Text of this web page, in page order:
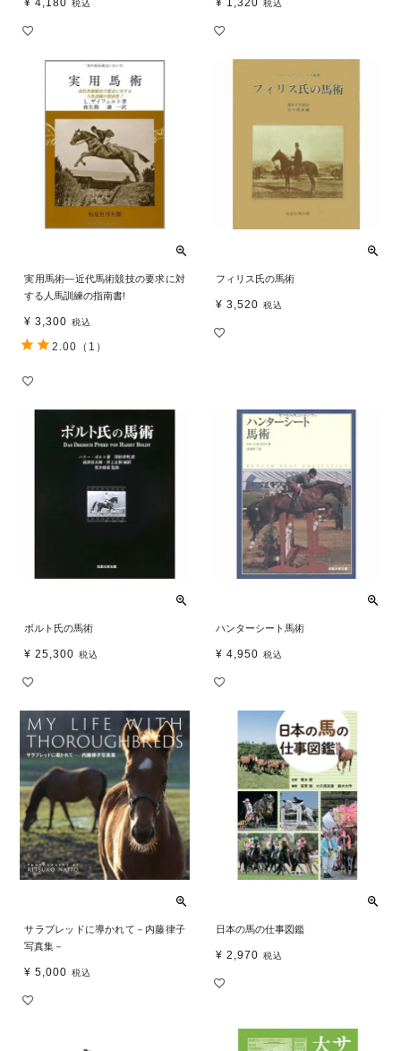
¥ 4,180 税込 ¥ 1,320 税込
実用馬術―近代馬術競技の要求に対
する人馬訓練の指南書!
¥ 3,300 税込
2.00 （1）
フィリス氏の馬術
¥ 3,520 税込
ボルト氏の馬術
¥ 25,300 税込
ハンターシート馬術
¥ 4,950 税込
サラブレッドに導かれて－内藤律子
写真集－
¥ 5,000 税込
日本の馬の仕事図鑑
¥ 2,970 税込